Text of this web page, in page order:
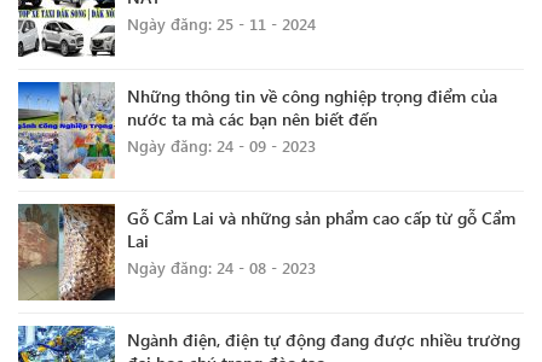
Ngày đăng: 25 - 11 - 2024
Những thông tin về công nghiệp trọng điểm của
nước ta mà các bạn nên biết đến
Ngày đăng: 24 - 09 - 2023
Gỗ Cẩm Lai và những sản phẩm cao cấp từ gỗ Cẩm
Lai
Ngày đăng: 24 - 08 - 2023
Ngành điện, điện tự động đang được nhiều trường